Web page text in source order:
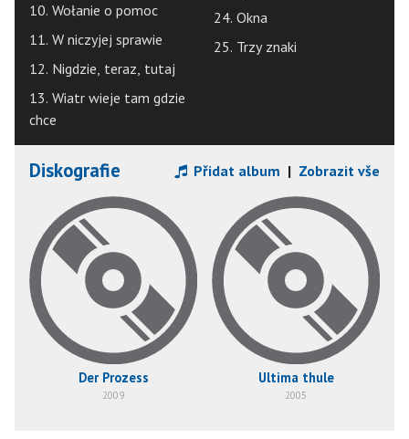
10. Wołanie o pomoc
11. W niczyjej sprawie
12. Nigdzie, teraz, tutaj
13. Wiatr wieje tam gdzie
chce
24. Okna
25. Trzy znaki
Diskografie Přidat album | Zobrazit vše
Der Prozess
2009
Ultima thule
2005